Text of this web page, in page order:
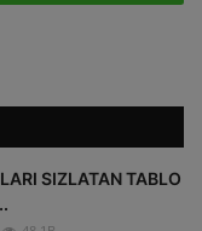
SIZLATAN TABLO